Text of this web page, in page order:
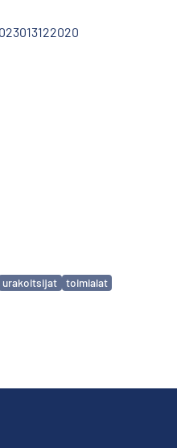
urakoitsijat
toimialat